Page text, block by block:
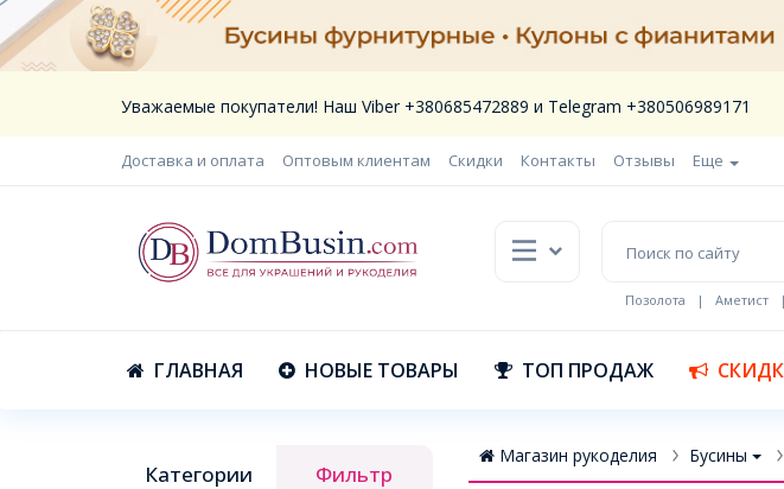
Уважаемые покупатели! Наш Viber +380685472889 и Telegram +380506989171
Доставка и оплата Оптовым клиентам Скидки Контакты Отзывы Еще
Позолота | Аметист
ГЛАВНАЯ НОВЫЕ ТОВАРЫ ТОП ПРОДАЖ
Категории Фильтр
Магазин рукоделия Бусины